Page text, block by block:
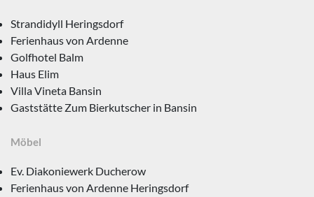
Strandidyll Heringsdorf
Ferienhaus von Ardenne
Golfhotel Balm
Haus Elim
Villa Vineta Bansin
Gaststätte Zum Bierkutscher in Bansin
Möbel
Ev. Diakoniewerk Ducherow
Ferienhaus von Ardenne Heringsdorf